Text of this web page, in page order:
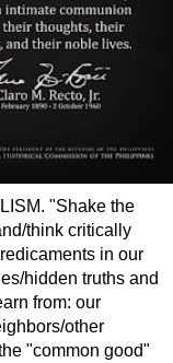
"Shake the
think critically
in our
hidden truths and
from: our
other
"common good"